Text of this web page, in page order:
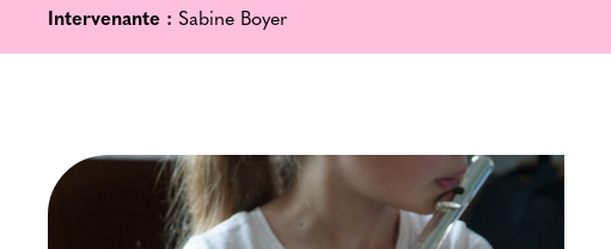
Intervenante : Sabine Boyer